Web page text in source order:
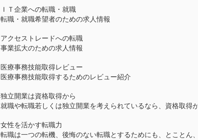
ＩＴ企業への転職・就職
転職・就職希望者のための求人情報
アクセストレードへの転職
事業拡大のための求人情報
医療事務技能取得レビュー
医療事務技能取得するためのレビュー紹介
独立開業は資格取得から
就職や転職若しくは独立開業を考えられているなら、資格取得
女性を活かす転職力
転職は一つの転機、後悔のない転職とするためにも、とことん